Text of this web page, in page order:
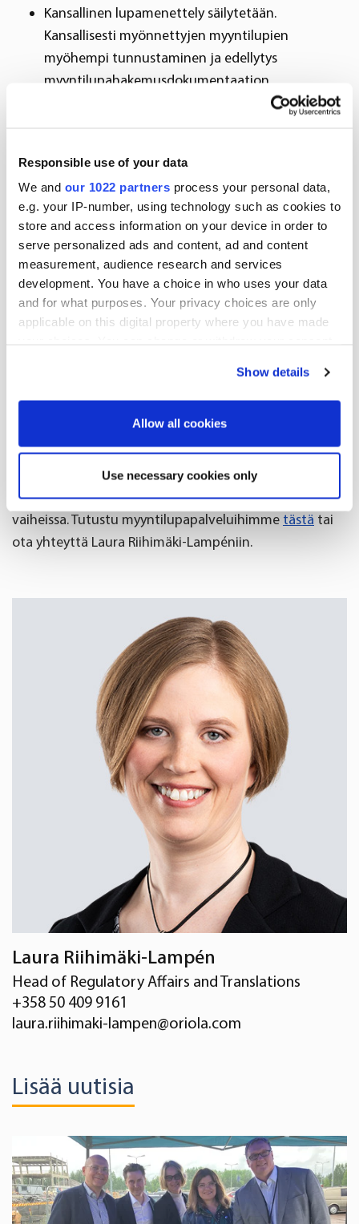
Responsible use of your data
We and our 1022 partners process your personal data,
e.g. your IP-number, using technology such as cookies to
store and access information on your device in order to
serve personalized ads and content, ad and content
measurement, audience research and services
development. You have a choice in who uses your data
and for what purposes. Your privacy choices are only
applicable on this digital property where you have made
If you allow, we would also like to:
Identify your device by actively scanning it for
specific characteristics (fingerprinting)
analyse traffic and for advertising. You may change your
preferences below or at any time later.
Show details
Allow all cookies
Use necessary cookies only
Kansallinen lupamenettely säilytetään.
Kansallisesti myönnettyjen myyntilupien
myöhempi tunnustaminen ja edellytys
myyntilupahakemusdokumentaation
täydellisestä arvioinnista vain kerran on kirjattu
alueella. Reseptivapaita eläinlääkevalmisteita voi
hankkia verkosta ja jäsenvaltiot voivat oman
harkintansa mukaan sallia verkkomyynnin myös
reseptivalmisteille.
Toimivaltaisten viranomaisten koordinointiryhmä
(CMDv) laatii vuosittain luettelon viite-
eläinlääkevalmisteista, joiden
valmisteyhteenvedot yhdenmukaistetaan. Lisäksi
osallistuu signaalien hallinnointiprosessiin.
Uuden eläinlääkeasetuksen kaikille EU:n jäsenvaltioiden
kielille käännettynä löydättäältä.
Osaava myyntilupatiimimme on valmiina auttamaan
sinua ihmis- ja eläinlääkkeiden elinkaaren kaikissa
vaiheissa. Tutustu myyntilupapalveluihimme tästä tai
ota yhteyttä Laura Riihimäki-Lampéniin.
Laura Riihimäki-Lampén
Head of Regulatory Affairs and Translations
+358 50 409 9161
laura.riihimaki-lampen@oriola.com
Lisää uutisia